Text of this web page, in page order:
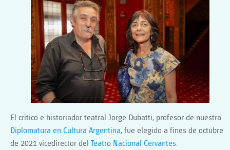
NUEVO
VICEDIRECTOR
DEL
TEATRO
NACIONAL
CERVANTES
El crítico e historiador teatral Jorge Dubatti, profesor de nuestra
Diplomatura en Cultura Argentina, fue elegido a fines de octubre
de 2021 vicedirector del Teatro Nacional Cervantes.